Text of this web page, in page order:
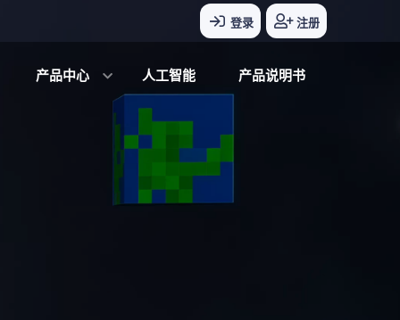
登录 注册
产品中心 人工智能 产品说明书